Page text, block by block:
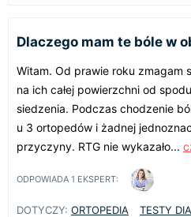
Dlaczego mam te bóle w
Witam. Od prawie roku zmagam
na ich całej powierzchni od
siedzenia. Podczas chodzenie
u 3 ortopedów i żadnej
przyczyny. RTG nie wykazało...
ODPOWIADA 1 EKSPERT:
DOTYCZY: ORTOPEDIA TESTY